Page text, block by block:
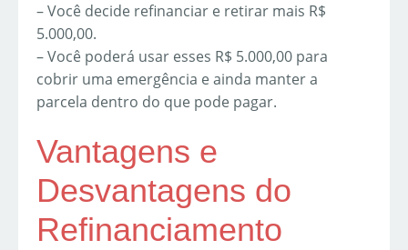
– Você decide refinanciar e retirar mais R$
5.000,00.
– Você poderá usar esses R$ 5.000,00 para
cobrir uma emergência e ainda manter a
parcela dentro do que pode pagar.
Vantagens e
Desvantagens do
Refinanciamento